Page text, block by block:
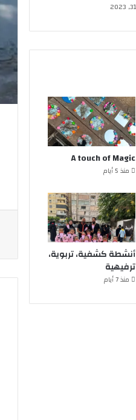
A touch of Magic
منذ 5 أيام
أنشطة كشفية، تربوية،
ترفيهية
منذ 7 أيام